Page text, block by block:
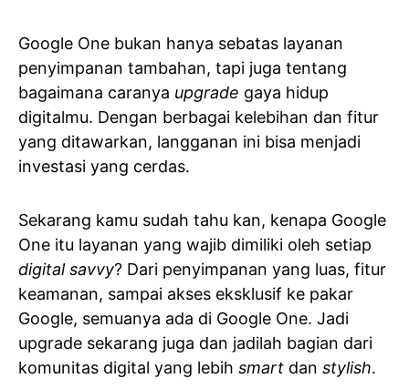
Google One bukan hanya sebatas layanan
penyimpanan tambahan, tapi juga tentang
bagaimana caranya upgrade gaya hidup
digitalmu. Dengan berbagai kelebihan dan fitur
yang ditawarkan, langganan ini bisa menjadi
investasi yang cerdas.
Sekarang kamu sudah tahu kan, kenapa Google
One itu layanan yang wajib dimiliki oleh setiap
digital savvy? Dari penyimpanan yang luas, fitur
keamanan, sampai akses eksklusif ke pakar
Google, semuanya ada di Google One. Jadi
upgrade sekarang juga dan jadilah bagian dari
komunitas digital yang lebih smart dan stylish.